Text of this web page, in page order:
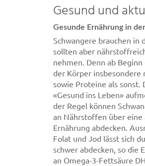
Gesund und
Gesunde Ernährung in
Schwangere brauchen in
sollten aber
nehmen. Denn ab
der Körper
sowie Proteine als sonst.
«Gesund ins Leben»
der Regel können
an Nährstoffen über eine
Ernährung abdecken.
Folat und Jod lässt sich
schwer abdecken, so die
an Omega-3-Fettsäure